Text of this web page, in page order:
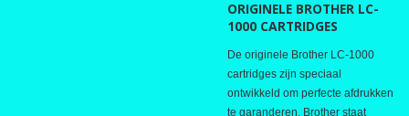
ORIGINELE BROTHER LC-
1000 CARTRIDGES
De originele Brother LC-1000
cartridges zijn speciaal
ontwikkeld om perfecte afdrukken
te garanderen. Brother staat